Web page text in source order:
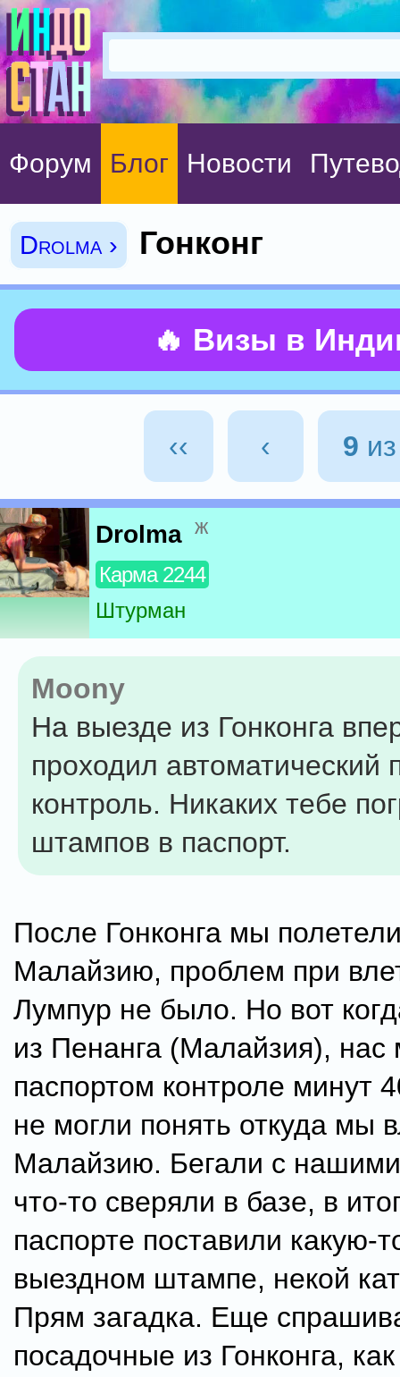
Форум Блог Новости
Drolma › Гонконг
🔥 Визы в
‹‹ ‹ 9
Drolma ж
Карма 2244
Штурман
Moony
На выезде из Гонконга
проходил автоматический
контроль. Никаких тебе
штампов в паспорт.
После Гонконга мы
Малайзию, проблем при
Лумпур не было. Но вот
из Пенанга (Малайзия),
паспортом контроле минут
не могли понять откуда мы
Малайзию. Бегали с
что-то сверяли в базе, в
паспорте поставили какую-
выездном штампе, некой
Прям загадка. Еще
посадочные из Гонконга, как